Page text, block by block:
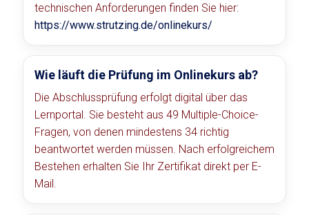
technischen Anforderungen finden Sie hier:
https://www.strutzing.de/onlinekurs/
Wie läuft die Prüfung im Onlinekurs ab?
Die Abschlussprüfung erfolgt digital über das
Lernportal. Sie besteht aus 49 Multiple-Choice-
Fragen, von denen mindestens 34 richtig
beantwortet werden müssen. Nach erfolgreichem
Bestehen erhalten Sie Ihr Zertifikat direkt per E-
Mail.